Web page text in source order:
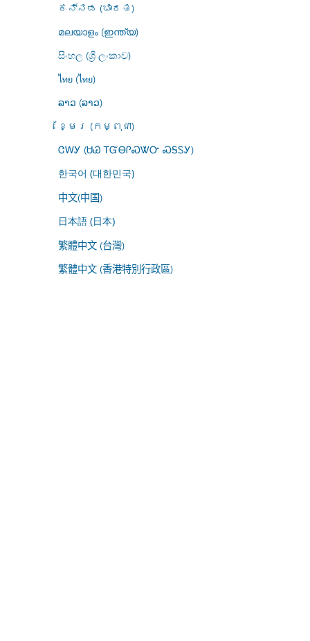
ಕನ್ನಡ (ಭಾರತ)
മലയാളം (ഇന്ത്യ)
සිංහල (ශ්‍රී ලංකාව)
ไทย (ไทย)
ລາວ (ລາວ)
ខ្មែរ (កម្ពុជា)
ᏣᎳᎩ (ᏌᏊ ᎢᏳᎾᎵᏍᏔᏅ ᏍᎦᏚᎩ)
한국어 (대한민국)
中文(中国)
日本語 (日本)
繁體中文 (台灣)
繁體中文 (香港特別行政區)